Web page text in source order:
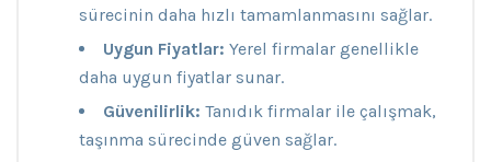
sürecinin daha hızlı tamamlanmasını sağlar.
Uygun Fiyatlar: Yerel firmalar genellikle
daha uygun fiyatlar sunar.
Güvenilirlik: Tanıdık firmalar ile çalışmak,
taşınma sürecinde güven sağlar.